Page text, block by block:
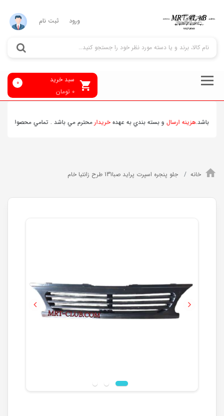
ورود ثبت نام
سبد خرید
0 تومان
0
باشد.هزينه ارسالو بسته بندي به عهدهخريدارمحترم مي باشد . تمامي محصولات
خانه جلو پنجره اسپرت پراید صبا131 طرح زانتیا خام
Previous Next